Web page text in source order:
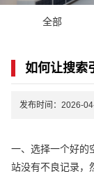
全部
如何让搜索
发布时间：2026-
一、选择一个好的
站没有不良记录，